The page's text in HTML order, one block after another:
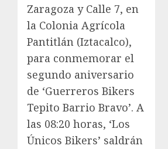
Zaragoza y Calle 7, en
la Colonia Agrícola
Pantitlán (Iztacalco),
para conmemorar el
segundo aniversario
de ‘Guerreros Bikers
Tepito Barrio Bravo’. A
las 08:20 horas, ‘Los
Únicos Bikers’ saldrán